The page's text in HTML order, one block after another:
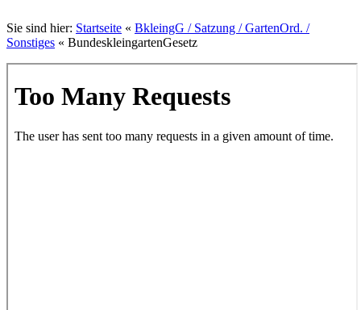
Sie sind hier: Startseite « BkleingG / Satzung / GartenOrd. /
Sonstiges « BundeskleingartenGesetz